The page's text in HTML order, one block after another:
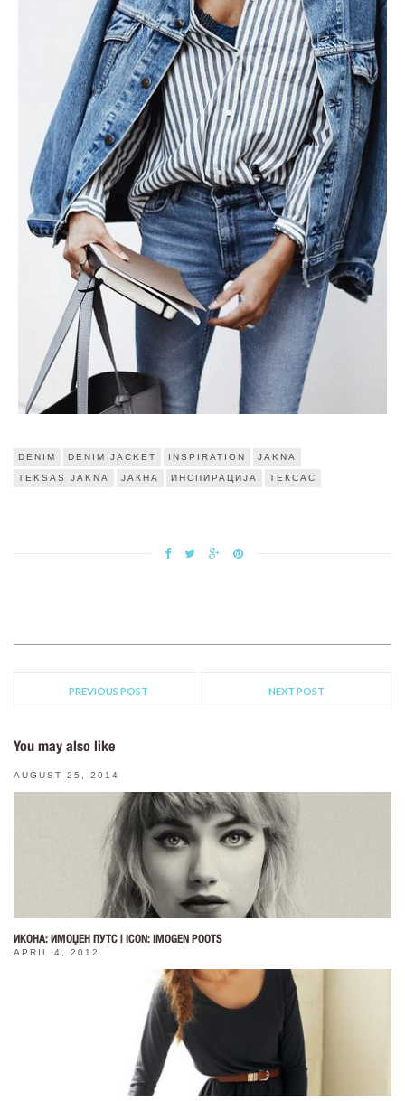
DENIM DENIM JACKET INSPIRATION JAKNA
TEKSAS JAKNA ЈАКНА ИНСПИРАЦИЈА ТЕКСАС
PREVIOUS POST NEXT POST
You may also like
AUGUST 25, 2014
ИКОНА: ИМОЏЕН ПУТС | ICON: IMOGEN POOTS
APRIL 4, 2012